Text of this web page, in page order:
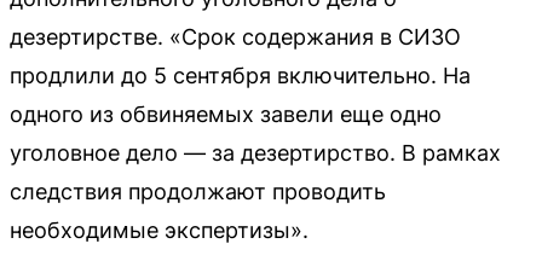
дезертирстве. «Срок содержания в СИЗО
продлили до 5 сентября включительно. На
одного из обвиняемых завели еще одно
уголовное дело — за дезертирство. В рамках
следствия продолжают проводить
необходимые экспертизы».